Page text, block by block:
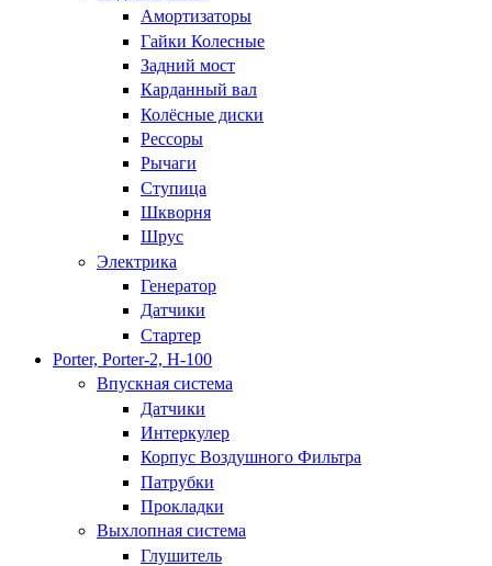
Амортизаторы
Гайки Колесные
Задний мост
Карданный вал
Колёсные диски
Рессоры
Рычаги
Ступица
Шкворня
Шрус
Электрика
Генератор
Датчики
Стартер
Porter, Porter-2, H-100
Впускная система
Датчики
Интеркулер
Корпус Воздушного Фильтра
Патрубки
Прокладки
Выхлопная система
Глушитель